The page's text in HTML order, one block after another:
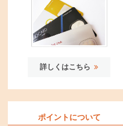
詳しくはこちら
ポイントについて